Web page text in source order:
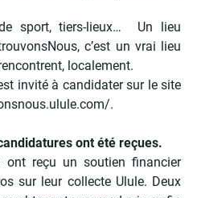
sport, tiers-lieux… Un lieu
c’est un vrai lieu
localement.
invité à candidater sur le site
.
ont été reçues.
reçu un soutien financier
sur leur collecte Ulule. Deux